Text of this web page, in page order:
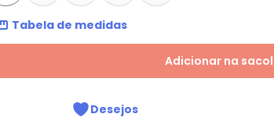
Tabela de medidas
Adicionar na
Desejos